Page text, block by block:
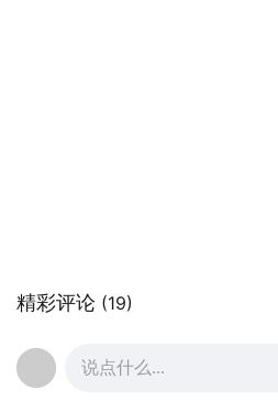
精彩评论 (19)
说点什么...